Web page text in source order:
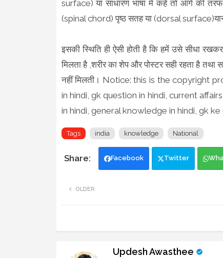
surface) या साधारण भाषा में कहें तो आगे की
(spinal chord) पृष्ठ सतह या (dorsal
इसकी स्थिति ही ऐसी होती है कि हमें उसे सीधा
मिलता है ,शरीर का शेप और पोस्टर सही रहता है
नहीं मिलती। Notice: this is the copyright
in hindi, gk question in hindi, current
in hindi, general knowledge in hindi, gk
Tags india knowledge National
Facebook Twitter
OLDER
Updesh Awasthee